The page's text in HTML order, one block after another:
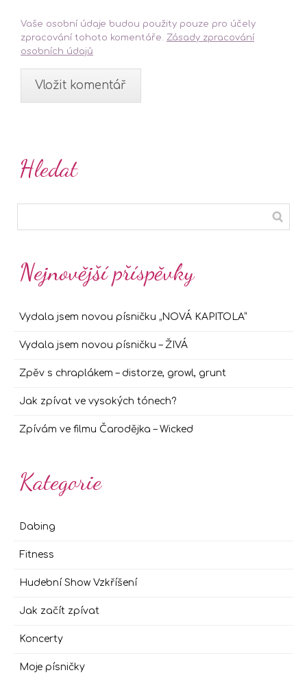
Vaše osobní údaje budou použity pouze pro účely
zpracování tohoto komentáře. Zásady zpracování
osobních údajů
Hledat
Nejnovější příspěvky
Vydala jsem novou písničku „NOVÁ KAPITOLA“
Vydala jsem novou písničku – ŽIVÁ
Zpěv s chraplákem – distorze, growl, grunt
Jak zpívat ve vysokých tónech?
Zpívám ve filmu Čarodějka – Wicked
Kategorie
Dabing
Fitness
Hudební Show Vzkříšení
Jak začít zpívat
Koncerty
Moje písničky